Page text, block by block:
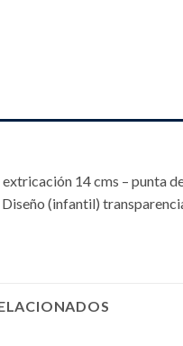
14 cms – punta
(infantil)